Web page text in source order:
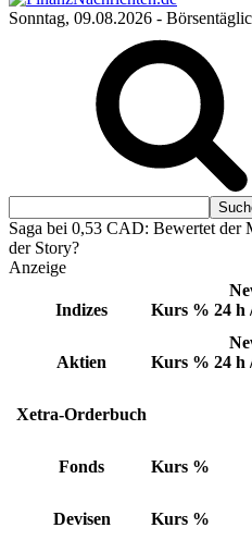
Sonntag, 09.08.2026 -
Saga bei 0,53 CAD: Bewertet der
der Story?
Anzeige
Indizes Kurs % 24 h
Aktien Kurs % 24 h
Xetra-Orderbuch
Fonds Kurs %
Devisen Kurs %